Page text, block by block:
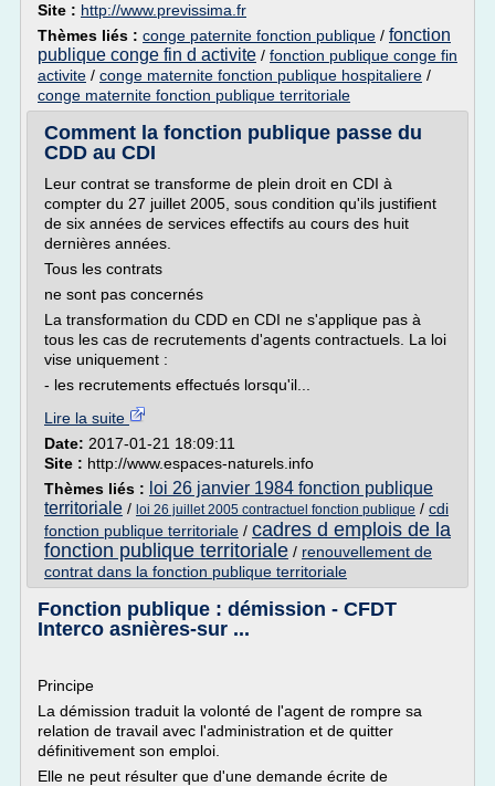
Site : http://www.previssima.fr
Thèmes liés : conge paternite fonction publique / fonction
publique conge fin d activite / fonction publique conge fin
activite / conge maternite fonction publique hospitaliere /
conge maternite fonction publique territoriale
Comment la fonction publique passe du
CDD au CDI
Leur contrat se transforme de plein droit en CDI à
compter du 27 juillet 2005, sous condition qu'ils justifient
de six années de services effectifs au cours des huit
dernières années.
Tous les contrats
ne sont pas concernés
La transformation du CDD en CDI ne s'applique pas à
tous les cas de recrutements d'agents contractuels. La loi
vise uniquement :
- les recrutements effectués lorsqu'il...
Lire la suite
Date: 2017-01-21 18:09:11
Site : http://www.espaces-naturels.info
Thèmes liés : loi 26 janvier 1984 fonction publique
territoriale / loi 26 juillet 2005 contractuel fonction publique / cdi
fonction publique territoriale / cadres d emplois de la
fonction publique territoriale / renouvellement de
contrat dans la fonction publique territoriale
Fonction publique : démission - CFDT
Interco asnières-sur ...
Principe
La démission traduit la volonté de l'agent de rompre sa
relation de travail avec l'administration et de quitter
définitivement son emploi.
Elle ne peut résulter que d'une demande écrite de